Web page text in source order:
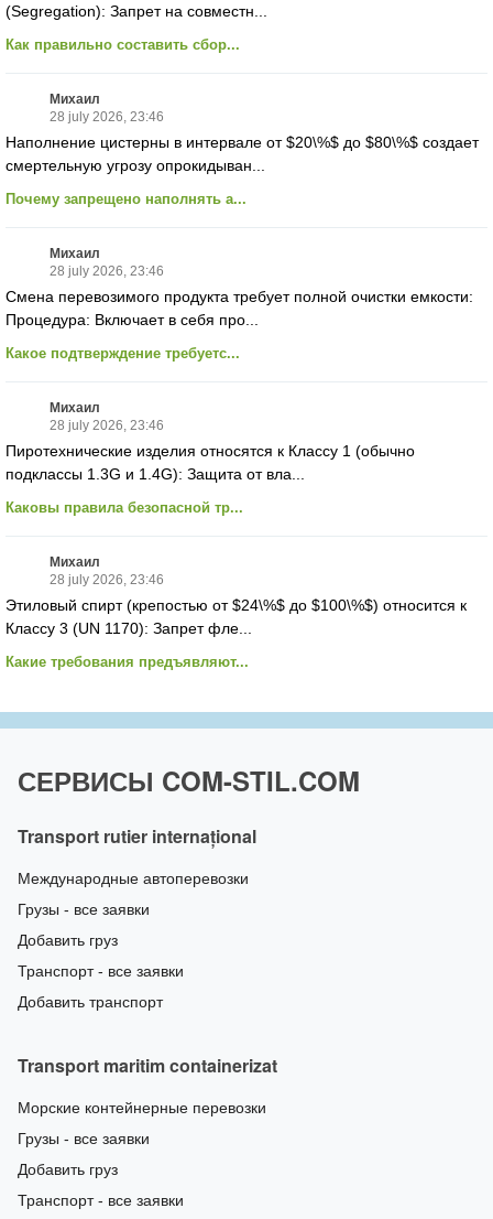
(Segregation): Запрет на совместн...
Как правильно составить сбор...
Михаил
28 july 2026, 23:46
Наполнение цистерны в интервале от $20\%$ до $80\%$ создает
смертельную угрозу опрокидыван...
Почему запрещено наполнять а...
Михаил
28 july 2026, 23:46
Смена перевозимого продукта требует полной очистки емкости:
Процедура: Включает в себя про...
Какое подтверждение требуетс...
Михаил
28 july 2026, 23:46
Пиротехнические изделия относятся к Классу 1 (обычно
подклассы 1.3G и 1.4G): Защита от вла...
Каковы правила безопасной тр...
Михаил
28 july 2026, 23:46
Этиловый спирт (крепостью от $24\%$ до $100\%$) относится к
Классу 3 (UN 1170): Запрет фле...
Какие требования предъявляют...
СЕРВИСЫ COM-STIL.COM
Transport rutier internațional
Международные автоперевозки
Грузы - все заявки
Добавить груз
Транспорт - все заявки
Добавить транспорт
Transport maritim containerizat
Морские контейнерные перевозки
Грузы - все заявки
Добавить груз
Транспорт - все заявки